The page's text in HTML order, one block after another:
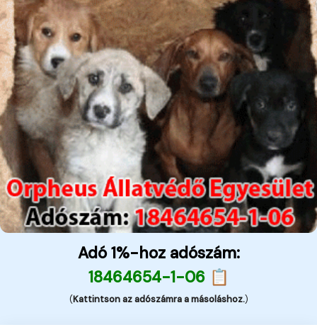
Adó 1%-hoz adószám:
18464654-1-06 📋
(Kattintson az adószámra a másoláshoz.)